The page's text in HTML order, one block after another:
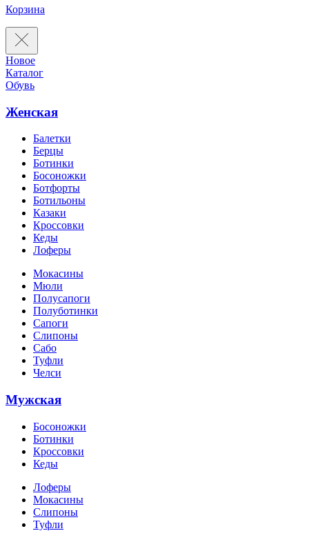
Корзина
Новое
Каталог
Обувь
Женская
Балетки
Берцы
Ботинки
Босоножки
Ботфорты
Ботильоны
Казаки
Кроссовки
Кеды
Лоферы
Мокасины
Мюли
Полусапоги
Полуботинки
Сапоги
Слипоны
Сабо
Туфли
Челси
Мужская
Босоножки
Ботинки
Кроссовки
Кеды
Лоферы
Мокасины
Слипоны
Туфли